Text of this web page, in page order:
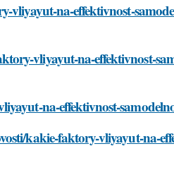
vliyayut-na-effektivnost-
vliyayut-na-effektivnost-
na-effektivnost-
kakie-faktory-vliyayut-na-